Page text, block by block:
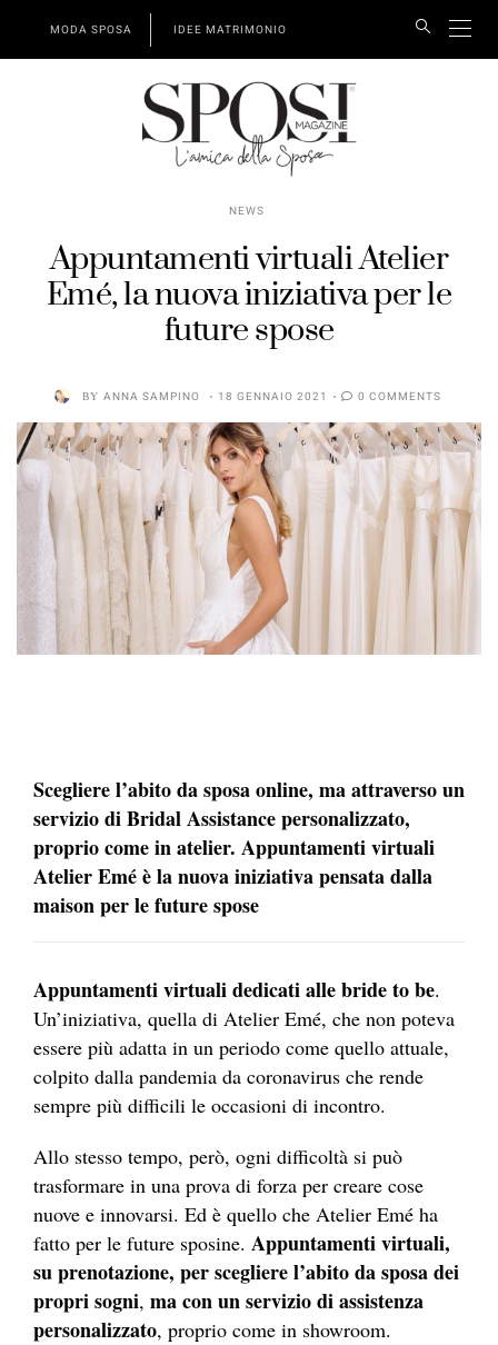
MODA SPOSA IDEE MATRIMONIO
NEWS
Appuntamenti virtuali Atelier
Emé, la nuova iniziativa per le
future spose
BY ANNA SAMPINO 18 GENNAIO 2021 0 COMMENTS
Scegliere l’abito da sposa online, ma attraverso un
servizio di Bridal Assistance personalizzato,
proprio come in atelier. Appuntamenti virtuali
Atelier Emé è la nuova iniziativa pensata dalla
maison per le future spose
Appuntamenti virtuali dedicati alle bride to be.
Un’iniziativa, quella di Atelier Emé, che non poteva
essere più adatta in un periodo come quello attuale,
colpito dalla pandemia da coronavirus che rende
sempre più difficili le occasioni di incontro.
Allo stesso tempo, però, ogni difficoltà si può
trasformare in una prova di forza per creare cose
nuove e innovarsi. Ed è quello che Atelier Emé ha
fatto per le future sposine. Appuntamenti virtuali,
su prenotazione, per scegliere l’abito da sposa dei
propri sogni, ma con un servizio di assistenza
personalizzato, proprio come in showroom.